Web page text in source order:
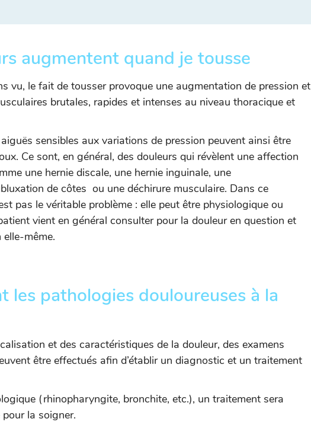
augmentent quand je tousse
vu, le fait de tousser provoque une augmentation de pression et
brutales, rapides et intenses au niveau thoracique et
sensibles aux variations de pression peuvent ainsi être
Ce sont, en général, des douleurs qui révèlent une affection
une hernie discale, une hernie inguinale, une
de côtes ou une déchirure musculaire. Dans ce
pas le véritable problème : elle peut être physiologique ou
vient en général consulter pour la douleur en question et
même.
les pathologies douloureuses à la
et des caractéristiques de la douleur, des examens
être effectués afin d’établir un diagnostic et un traitement
(rhinopharyngite, bronchite, etc.), un traitement sera
la soigner.